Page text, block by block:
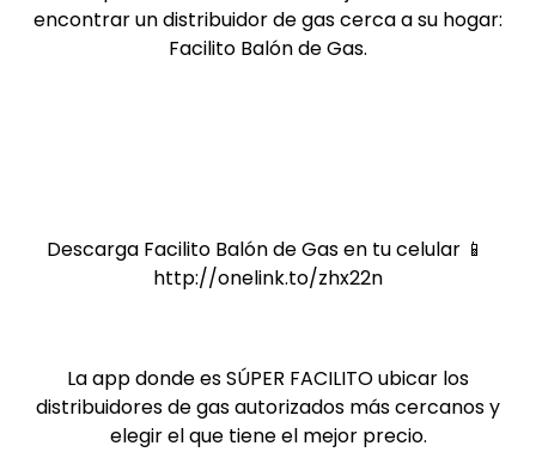
encontrar un distribuidor de gas cerca a su hogar:
Facilito Balón de Gas.
Descarga Facilito Balón de Gas en tu celular 📱
http://onelink.to/zhx22n
La app donde es SÚPER FACILITO ubicar los
distribuidores de gas autorizados más cercanos y
elegir el que tiene el mejor precio.